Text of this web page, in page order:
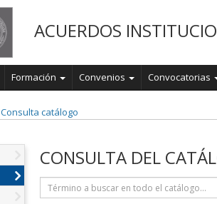
ACUERDOS
Formación Convenios Convocatorias
Consulta catálogo
CONSULTA DEL